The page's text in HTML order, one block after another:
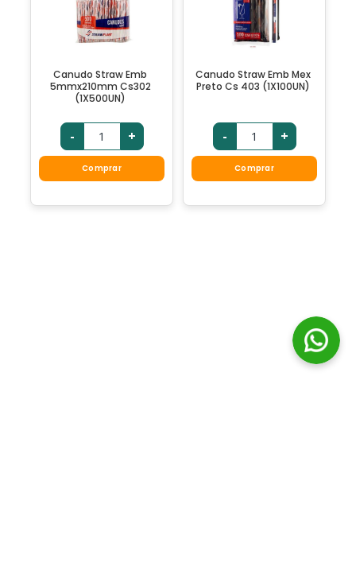
Canudo Straw Emb
5mmx210mm Cs302
(1X500UN)
- +
Comprar
Canudo Straw Emb Mex
Preto Cs 403 (1X100UN)
- +
Comprar